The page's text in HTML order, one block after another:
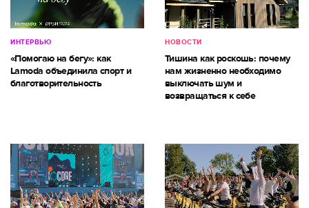
ИНТЕРВЬЮ
«Помогаю на бегу»: как
Lamoda объединила спорт и
благотворительность
НОВОСТИ
Тишина как роскошь: почему
нам жизненно необходимо
выключать шум и
возвращаться к себе